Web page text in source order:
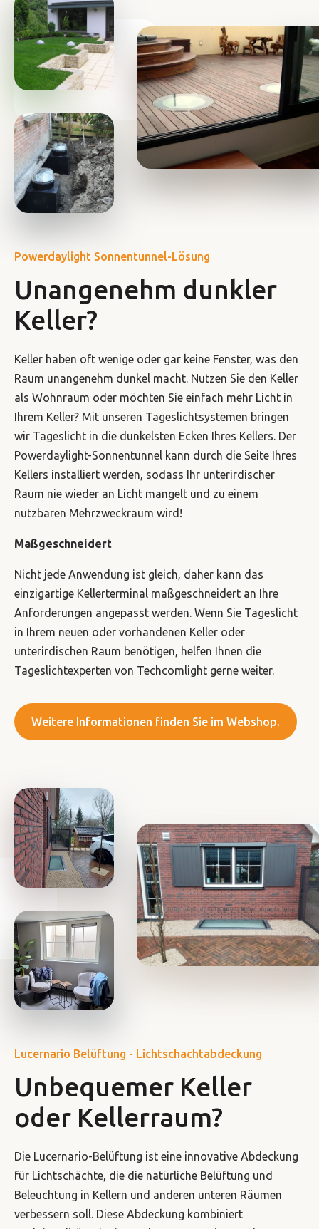
Powerdaylight Sonnentunnel-Lösung
Unangenehm dunkler
Keller?
Keller haben oft wenige oder gar keine Fenster, was den
Raum unangenehm dunkel macht. Nutzen Sie den Keller
als Wohnraum oder möchten Sie einfach mehr Licht in
Ihrem Keller? Mit unseren Tageslichtsystemen bringen
wir Tageslicht in die dunkelsten Ecken Ihres Kellers. Der
Powerdaylight-Sonnentunnel kann durch die Seite Ihres
Kellers installiert werden, sodass Ihr unterirdischer
Raum nie wieder an Licht mangelt und zu einem
nutzbaren Mehrzweckraum wird!
Maßgeschneidert
Nicht jede Anwendung ist gleich, daher kann das
einzigartige Kellerterminal maßgeschneidert an Ihre
Anforderungen angepasst werden. Wenn Sie Tageslicht
in Ihrem neuen oder vorhandenen Keller oder
unterirdischen Raum benötigen, helfen Ihnen die
Tageslichtexperten von Techcomlight gerne weiter.
Weitere Informationen finden Sie im Webshop.
Lucernario Belüftung - Lichtschachtabdeckung
Unbequemer Keller
oder Kellerraum?
Die Lucernario-Belüftung ist eine innovative Abdeckung
für Lichtschächte, die die natürliche Belüftung und
Beleuchtung in Kellern und anderen unteren Räumen
verbessern soll. Diese Abdeckung kombiniert